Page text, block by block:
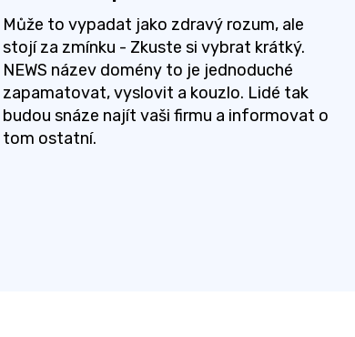
Může to vypadat jako zdravý rozum, ale
stojí za zmínku - Zkuste si vybrat krátký.
NEWS název domény to je jednoduché
zapamatovat, vyslovit a kouzlo. Lidé tak
budou snáze najít vaši firmu a informovat o
tom ostatní.